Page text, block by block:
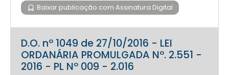
Baixar publicação com Assinatura Digital
D.O. nº 1049 de 27/10/2016 - LEI
ORDANÁRIA PROMULGADA Nº. 2.551 -
2016 - PL Nº 009 - 2.016